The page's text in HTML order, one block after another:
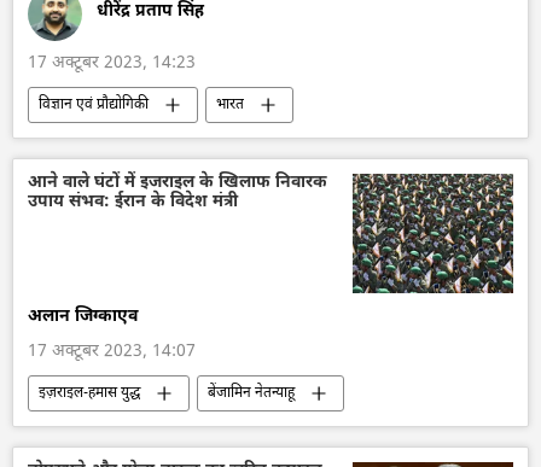
धीरेंद्र प्रताप सिंह
17 अक्टूबर 2023, 14:23
विज्ञान एवं प्रौद्योगिकी
भारत
भारत का विकास
भारत सरकार
आत्मनिर्भर भारत
चेन्नई
तमिलनाडु
अंतरिक्ष
अंतरिक्ष उद्योग
आने वाले घंटों में इजराइल के खिलाफ निवारक
उपाय संभव: ईरान के विदेश मंत्री
अलान जिग्काएव
17 अक्टूबर 2023, 14:07
इज़राइल-हमास युद्ध
बेंजामिन नेतन्याहू
गाज़ा पट्टी
फिलिस्तीन
इज़राइल रक्षा सेना